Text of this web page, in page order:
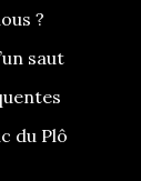
?
saut
du Plô